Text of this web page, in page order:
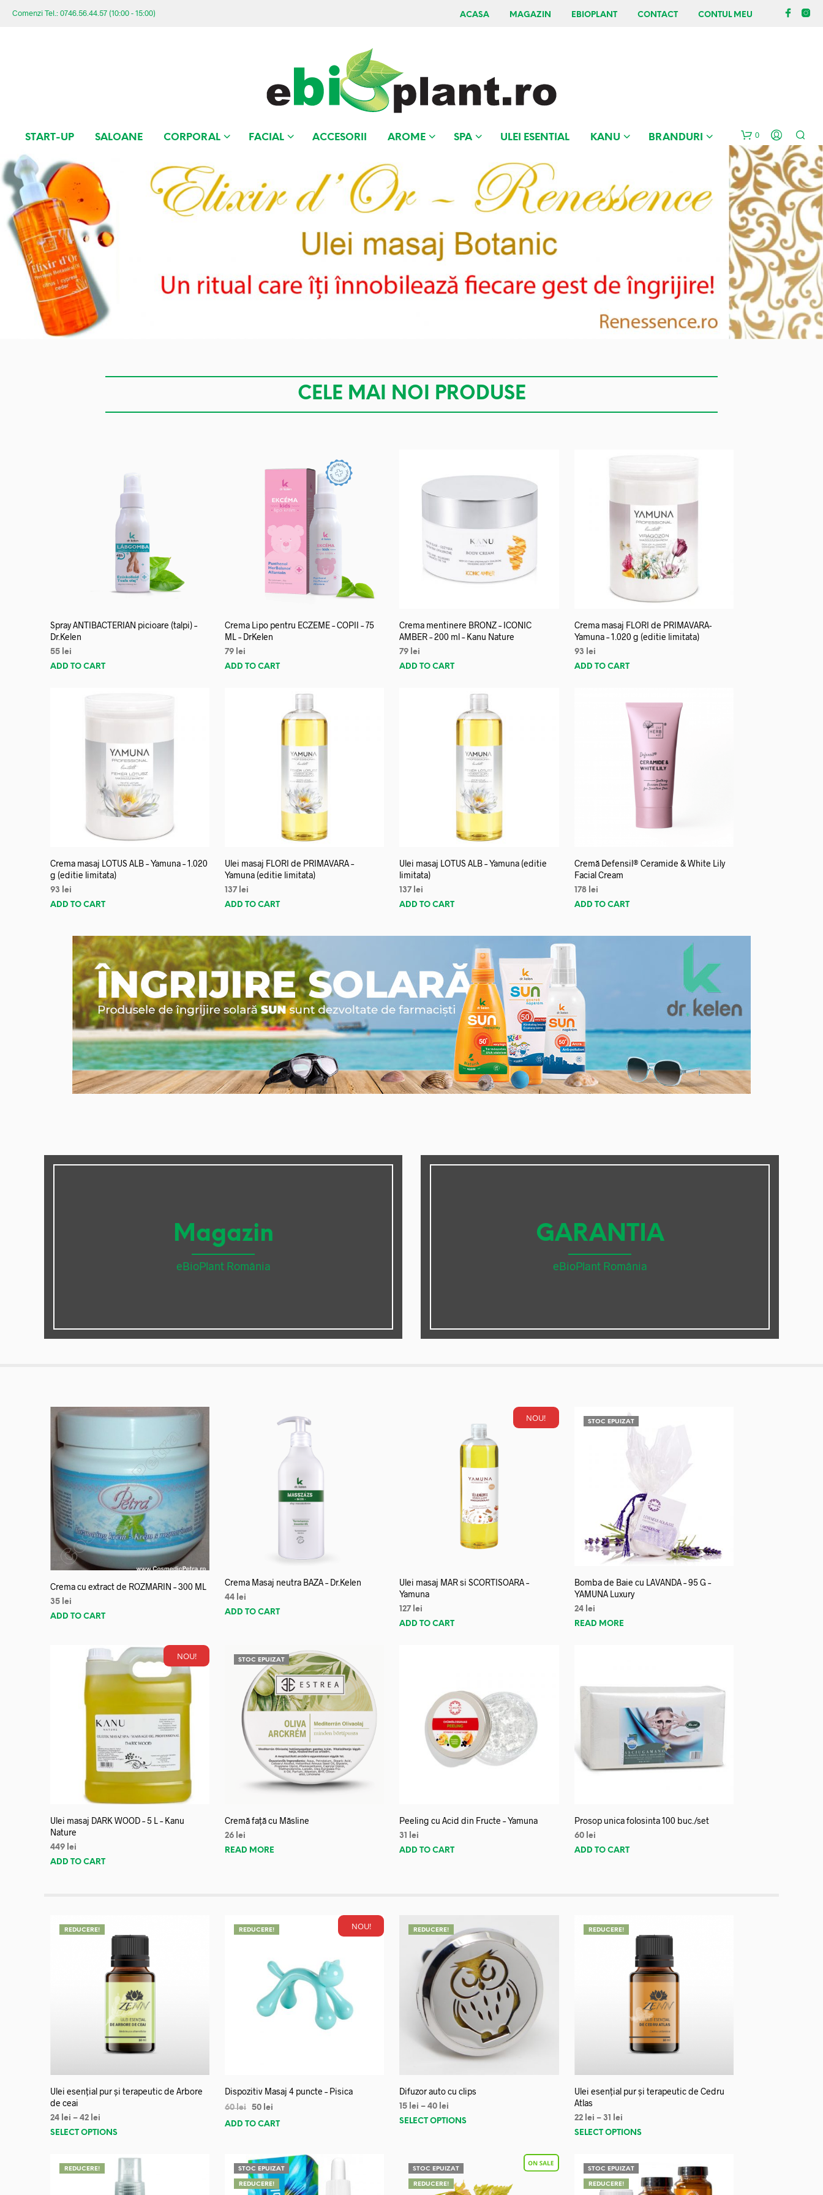
Comenzi Tel.: 0746.56.44.57 (10:00 - 15:00) ACASA MAGAZIN EBIOPLANT CONTACT CONTUL MEU
START-UP SALOANE CORPORAL FACIAL ACCESORII AROME SPA ULEI ESENTIAL KANU BRANDURI 0
CELE MAI NOI PRODUSE
Spray ANTIBACTERIAN picioare (talpi) –
Dr.Kelen
55 lei
ADD TO CART
Crema Lipo pentru ECZEME – COPII – 75
ML – DrKelen
79 lei
ADD TO CART
Crema mentinere BRONZ – ICONIC
AMBER – 200 ml – Kanu Nature
79 lei
ADD TO CART
Crema masaj FLORI de PRIMAVARA-
Yamuna – 1.020 g (editie limitata)
93
lei
ADD TO CART
Crema masaj LOTUS ALB – Yamuna – 1.020
g (editie limitata)
93
lei
ADD TO CART
Ulei masaj FLORI de PRIMAVARA –
Yamuna (editie limitata)
137 lei
ADD TO CART
Ulei masaj LOTUS ALB – Yamuna (editie
limitata)
137 lei
ADD TO CART
Cremă Defensil® Ceramide & White Lily
Facial Cream
178 lei
ADD TO CART
Magazin
eBioPlant România
GARANTIA
eBioPlant România
Crema cu extract de ROZMARIN – 300 ML
35 lei
ADD TO CART
Crema Masaj neutra BAZA – Dr.Kelen
44 lei
ADD TO CART
NOU!
Ulei masaj MAR si SCORTISOARA –
Yamuna
127 lei
ADD TO CART
STOC EPUIZAT
Bomba de Baie cu LAVANDA – 95 G –
YAMUNA Luxury
24 lei
READ MORE
NOU!
Ulei masaj DARK WOOD – 5 L – Kanu
Nature
449 lei
ADD TO CART
STOC EPUIZAT
Cremă față cu Măsline
26 lei
READ MORE
Peeling cu Acid din Fructe – Yamuna
31
lei
ADD TO CART
Prosop unica folosinta 100 buc./set
60 lei
ADD TO CART
REDUCERE!
Ulei esențial pur și terapeutic de Arbore
de ceai
24 lei – 42 lei
SELECT OPTIONS
NOU!
REDUCERE!
Dispozitiv Masaj 4 puncte – Pisica
60lei 50 lei
ADD TO CART
REDUCERE!
Difuzor auto cu clips
15 lei –40 lei
SELECT OPTIONS
REDUCERE!
Ulei esențial pur și terapeutic de Cedru
Atlas
22 lei – 31
lei
SELECT OPTIONS
REDUCERE! STOC EPUIZAT
REDUCERE!
STOC EPUIZAT
REDUCERE!
STOC EPUIZAT
REDUCERE!